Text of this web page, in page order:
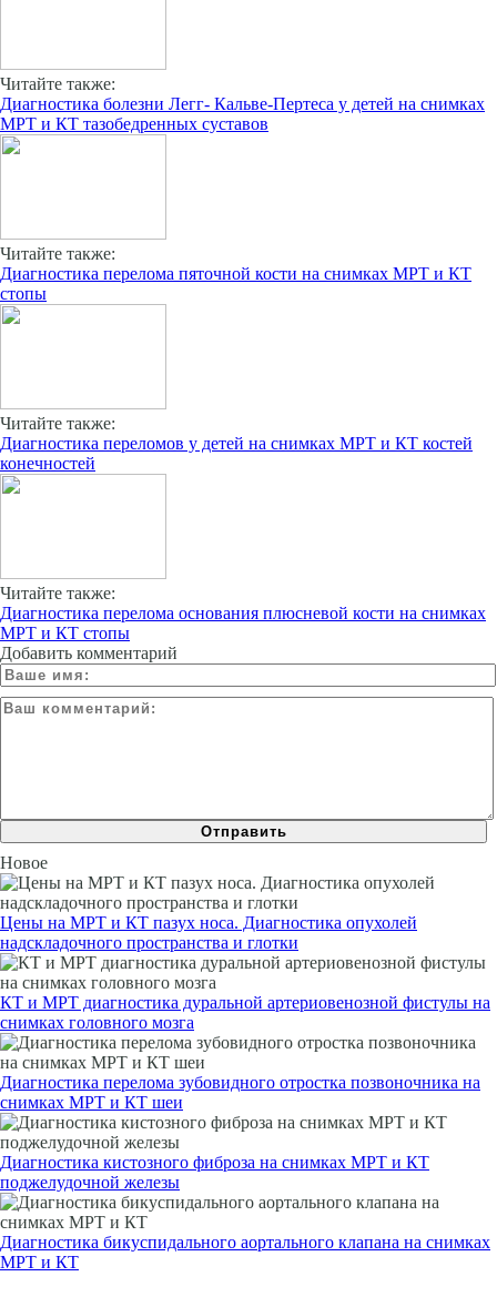
Читайте также:
Диагностика болезни Легг- Кальве-Пертеса у детей на снимках
МРТ и КТ тазобедренных суставов
Читайте также:
Диагностика перелома пяточной кости на снимках МРТ и КТ
стопы
Читайте также:
Диагностика переломов у детей на снимках МРТ и КТ костей
конечностей
Читайте также:
Диагностика перелома основания плюсневой кости на снимках
МРТ и КТ стопы
Добавить комментарий
Новое
Цены на МРТ и КТ пазух носа. Диагностика опухолей
надскладочного пространства и глотки
КТ и МРТ диагностика дуральной артериовенозной фистулы на
снимках головного мозга
Диагностика перелома зубовидного отростка позвоночника на
снимках МРТ и КТ шеи
Диагностика кистозного фиброза на снимках МРТ и КТ
поджелудочной железы
Диагностика бикуспидального аортального клапана на снимках
МРТ и КТ